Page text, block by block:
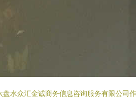
水众汇金诚商务信息咨询服务有限公司